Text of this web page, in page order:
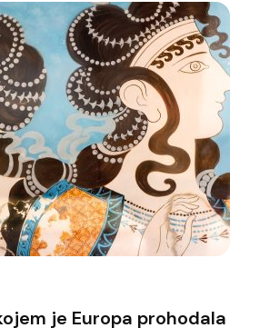
je Europa prohodala